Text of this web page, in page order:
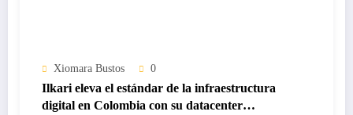
Xiomara Bustos 0
Ilkari eleva el estándar de la infraestructura
digital en Colombia con su datacenter